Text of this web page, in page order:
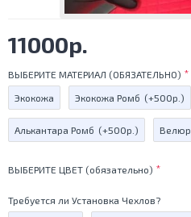
11000р.
ВЫБЕРИТЕ МАТЕРИАЛ (ОБЯЗАТЕЛЬНО)
Экокожа Экокожа Ромб (+500р.)
Алькантара Ромб (+500р.) Велюр
ВЫБЕРИТЕ ЦВЕТ (обязательно)
Требуется ли Установка Чехлов?